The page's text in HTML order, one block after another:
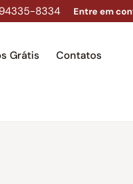
94335-8334 Entre em
Grátis Contatos